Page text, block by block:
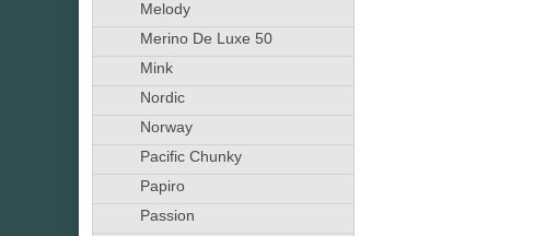
Melody
Merino De Luxe 50
Mink
Nordic
Norway
Pacific Chunky
Papiro
Passion